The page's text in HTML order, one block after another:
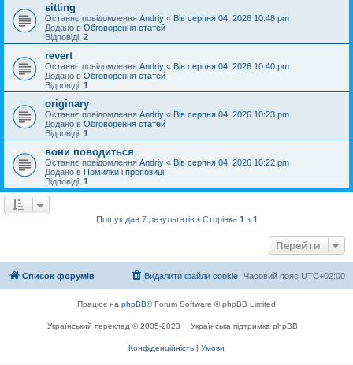
sitting
Останнє повідомлення Andriy « Вів серпня 04, 2026 10:48 pm
Додано в Обговорення статей
Відповіді: 2
revert
Останнє повідомлення Andriy « Вів серпня 04, 2026 10:40 pm
Додано в Обговорення статей
Відповіді: 1
originary
Останнє повідомлення Andriy « Вів серпня 04, 2026 10:23 pm
Додано в Обговорення статей
Відповіді: 1
вони поводиться
Останнє повідомлення Andriy « Вів серпня 04, 2026 10:22 pm
Додано в Помилки і пропозиції
Відповіді: 1
Пошук дав 7 результатів • Сторінка 1 з 1
Перейти
Список форумів Часовий пояс UTC+02:00
Видалити файли cookie
Працює на phpBB® Forum Software © phpBB Limited
Український переклад © 2005-2023 Українська підтримка phpBB
Конфіденційність | Умови